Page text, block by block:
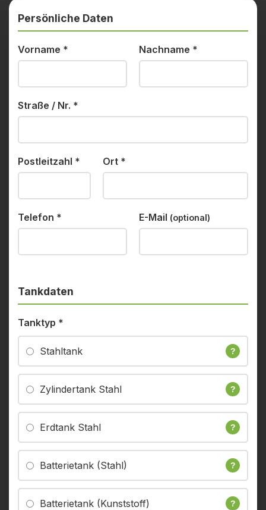
Persönliche Daten
Vorname * Nachname *
Straße / Nr. *
Postleitzahl * Ort *
Telefon * E-Mail (optional)
Tankdaten
Tanktyp *
Stahltank ?
Zylindertank Stahl ?
Erdtank Stahl ?
Batterietank (Stahl) ?
Batterietank (Kunststoff) ?